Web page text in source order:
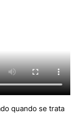
quando se trata